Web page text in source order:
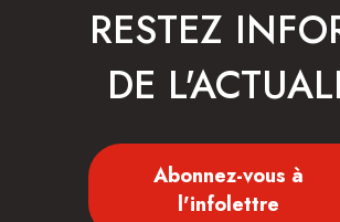
RESTEZ
DE
Abonnez-vous à
l'infolettre